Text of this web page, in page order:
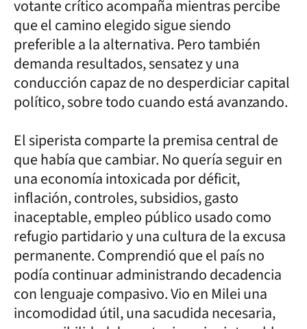
votante crítico acompaña mientras percibe
que el camino elegido sigue siendo
preferible a la alternativa. Pero también
demanda resultados, sensatez y una
conducción capaz de no desperdiciar capital
político, sobre todo cuando está avanzando.
El siperista comparte la premisa central de
que había que cambiar. No quería seguir en
una economía intoxicada por déficit,
inflación, controles, subsidios, gasto
inaceptable, empleo público usado como
refugio partidario y una cultura de la excusa
permanente. Comprendió que el país no
podía continuar administrando decadencia
con lenguaje compasivo. Vio en Milei una
incomodidad útil, una sacudida necesaria,